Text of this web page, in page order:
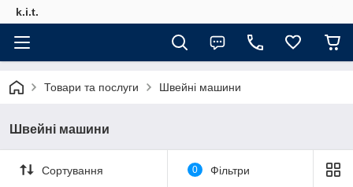
k.i.t.
Товари та послуги Швейні машини
Швейні машини
Сортування 0 Фільтри